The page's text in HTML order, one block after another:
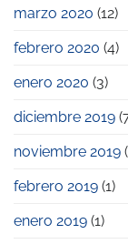
marzo 2020 (12)
febrero 2020 (4)
enero 2020 (3)
diciembre 2019
noviembre 2019
febrero 2019 (1)
enero 2019 (1)